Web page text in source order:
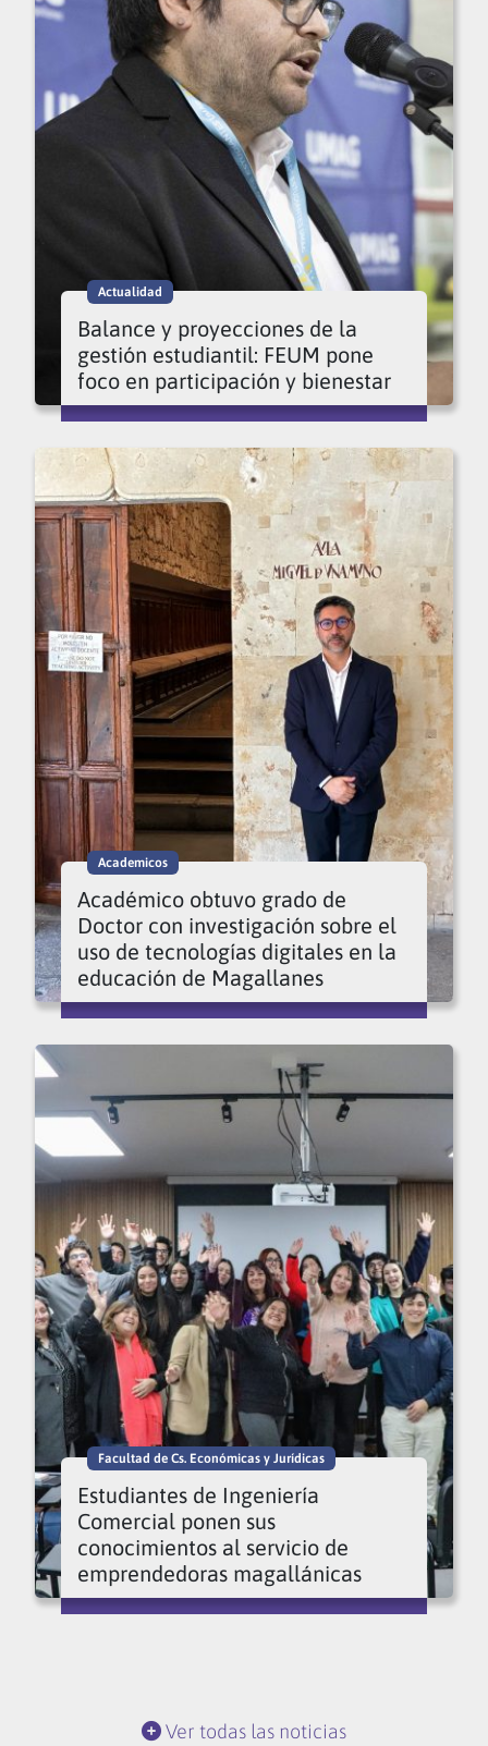
Actualidad
Balance y proyecciones de la
gestión estudiantil: FEUM pone
foco en participación y bienestar
Academicos
Académico obtuvo grado de
Doctor con investigación sobre el
uso de tecnologías digitales en la
educación de Magallanes
Facultad de Cs. Económicas y Jurídicas
Estudiantes de Ingeniería
Comercial ponen sus
conocimientos al servicio de
emprendedoras magallánicas
Ver todas las noticias